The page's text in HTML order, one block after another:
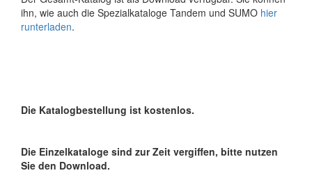
ihn, wie auch die Spezialkataloge Tandem und SUMO hier
runterladen.
Die Katalogbestellung ist kostenlos.
Die Einzelkataloge sind zur Zeit vergiffen, bitte nutzen
Sie den Download.